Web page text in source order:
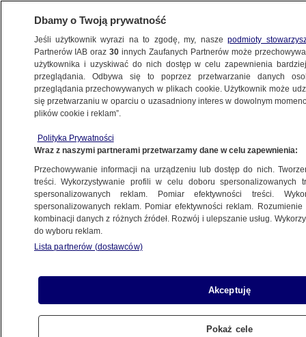
POLSKA
w sprawie projektu o komisji do spraw
badania wpływów rosyjskich
10.01.2023, 20:12
Udostępnij
Dbamy o Twoją prywatność
Jeśli użytkownik wyrazi na to zgodę, my, naszepodmioty
Partnerów IAB oraz30 innych Zaufanych Partnerów może
użytkownika i uzyskiwać do nich dostęp w celu zapewnienia
przeglądania. Odbywa się to poprzez przetwarzanie danych
przeglądania przechowywanych w plikach cookie. Użytkownik może
się przetwarzaniu w oparciu o uzasadniony interes w dowolnym
plików cookie i reklam”.
Polityka Prywatności
Wraz z naszymi partnerami przetwarzamy dane w celu zapewnienia:
Przechowywanie informacji na urządzeniu lub dostęp do nich.
treści. Wykorzystywanie profili w celu doboru spersonalizowanych
spersonalizowanych reklam. Pomiar efektywności treści.
spersonalizowanych reklam. Pomiar efektywności reklam.
kombinacji danych z różnych źródeł. Rozwój i ulepszanie usług.
do wyboru reklam.
Lista partnerów (dostawców)
Akceptuję
Pokaż cele